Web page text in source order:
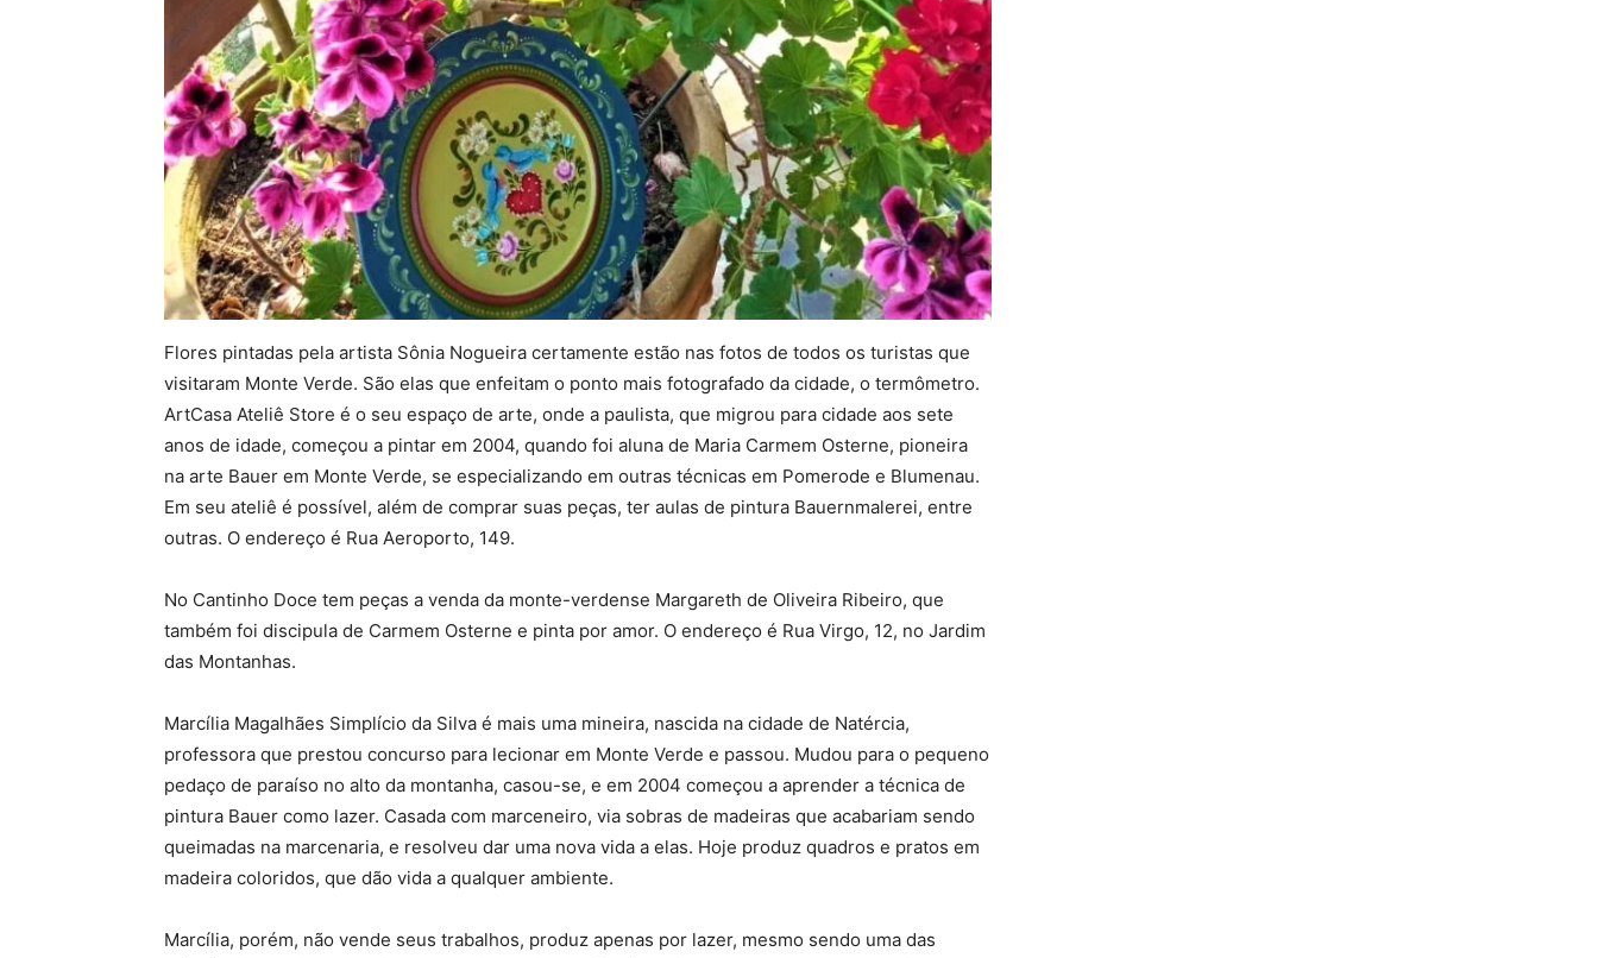
Flores pintadas pela artista Sônia Nogueira certamente estão nas fotos de todos os turistas que
visitaram Monte Verde. São elas que enfeitam o ponto mais fotografado da cidade, o termômetro.
ArtCasa Ateliê Store é o seu espaço de arte, onde a paulista, que migrou para cidade aos sete
anos de idade, começou a pintar em 2004, quando foi aluna de Maria Carmem Osterne, pioneira
na arte Bauer em Monte Verde, se especializando em outras técnicas em Pomerode e Blumenau.
Em seu ateliê é possível, além de comprar suas peças, ter aulas de pintura Bauernmalerei, entre
outras. O endereço é Rua Aeroporto, 149.
No Cantinho Doce tem peças a venda da monte-verdense Margareth de Oliveira Ribeiro, que
também foi discipula de Carmem Osterne e pinta por amor. O endereço é Rua Virgo, 12, no Jardim
das Montanhas.
Marcília Magalhães Simplício da Silva é mais uma mineira, nascida na cidade de Natércia,
professora que prestou concurso para lecionar em Monte Verde e passou. Mudou para o pequeno
pedaço de paraíso no alto da montanha, casou-se, e em 2004 começou a aprender a técnica de
pintura Bauer como lazer. Casada com marceneiro, via sobras de madeiras que acabariam sendo
queimadas na marcenaria, e resolveu dar uma nova vida a elas. Hoje produz quadros e pratos em
madeira coloridos, que dão vida a qualquer ambiente.
Marcília, porém, não vende seus trabalhos, produz apenas por lazer, mesmo sendo uma das